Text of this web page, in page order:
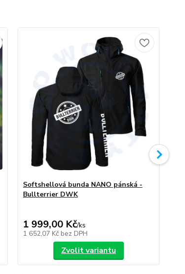
Softshellová bunda NANO pánská -
Bullterrier DWK
1 999,00 Kč/ks
1 652,07 Kč bez DPH
Zvolit variantu